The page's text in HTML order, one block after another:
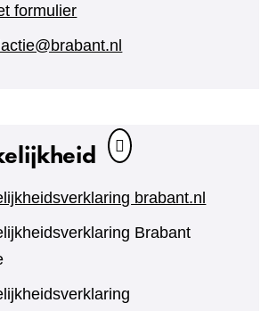
formulier(verwijst
naar
brabant.nl
Brabant